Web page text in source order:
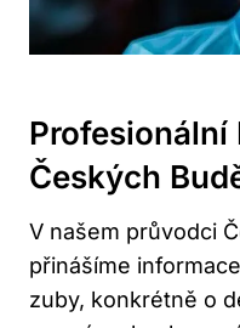
Profesionální
Českých
V našem průvodci
přinášíme
zuby, konkrétně o